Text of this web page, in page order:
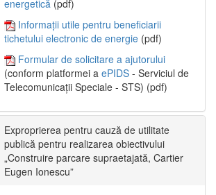
energetică (pdf)
Informații utile pentru beneficiarii
tichetului electronic de energie (pdf)
Formular de solicitare a ajutorului
(conform platformei a ePIDS - Serviciul de
Telecomunicații Speciale - STS) (pdf)
Exproprierea pentru cauză de utilitate
publică pentru realizarea obiectivului
„Construire parcare supraetajată, Cartier
Eugen Ionescu”